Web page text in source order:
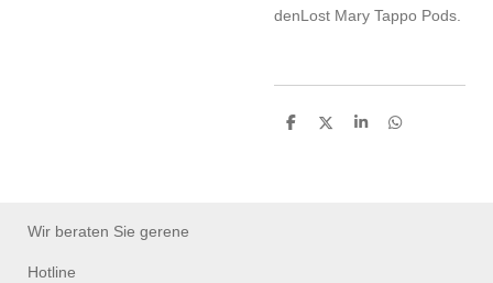
denLost Mary Tappo Pods.
T
T
T
T
Wir beraten Sie gerene
Hotline